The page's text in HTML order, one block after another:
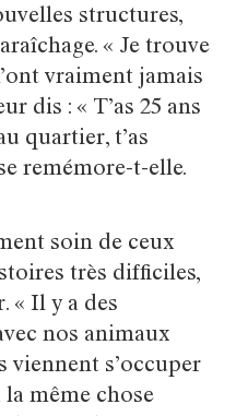
structures,
« Je trouve
vraiment jamais
dis : « T’as 25 ans
quartier, t’as
remémore-t-elle.
soin de ceux
très difficiles,
« Il y a des
nos animaux
viennent s’occuper
même chose